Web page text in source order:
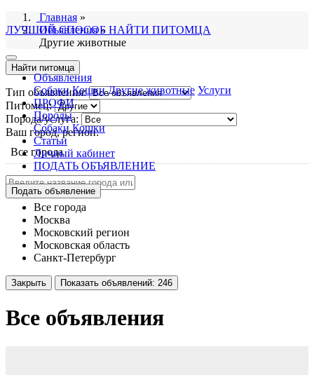
ЛУЧШИЙ СПОСОБ НАЙТИ ПИТОМЦА
Объявления
Собаки Кошки Другие животные Услуги
ПРОФИ
Породы
Собаки Кошки
Статьи
Личный кабинет
ПОДАТЬ ОБЪЯВЛЕНИЕ
Подать объявление
Главная »
Объявления»
Другие животные
Найти питомца
Тип объявления:
Питомец:
Порода/услуга:
Ваш город, регион:
Все города
Все города
Москва
Московский регион
Московская область
Санкт-Петербург
Закрыть Показать объявлений: 246
Все объявления